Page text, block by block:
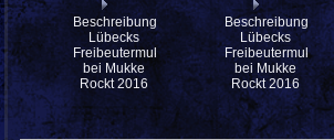
Beschreibung:
Lübecks
Freibeutermukke
bei Mukke
Rockt 2016
Beschreibung:
Lübecks
Freibeutermukke
bei Mukke
Rockt 2016